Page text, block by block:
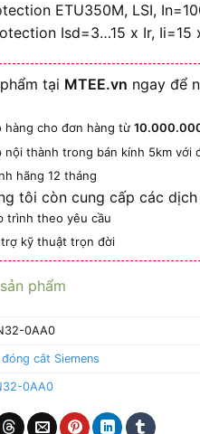
ETU350M, LSI,
Isd=3…15 x Ir, Ii=15
tại MTEE.vn ngay để
hàng cho đơn hàng từ
nội thành trong bán kính 5km với
hãng 12 tháng
tôi còn cung cấp các
trình theo yêu cầu
trợ kỹ thuật trọn đời
phẩm
0AA0
cắt Siemens
0AA0